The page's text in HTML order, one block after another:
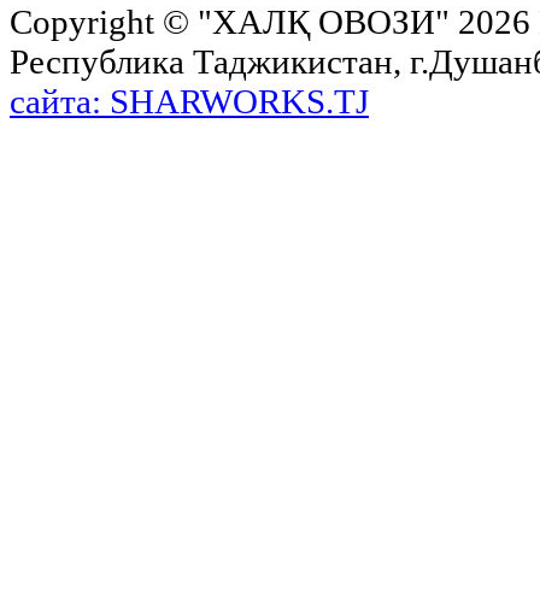
Copyright © "ХАЛҚ ОВОЗИ"
Республика Таджикистан,
сайта: SHARWORKS.TJ